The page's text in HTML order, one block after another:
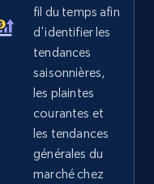
Commencer
description,
Variations, and
fil du temps afin
d'identifier les
tendances
saisonnières,
les plaintes
courantes et
les tendances
générales du
marché chez